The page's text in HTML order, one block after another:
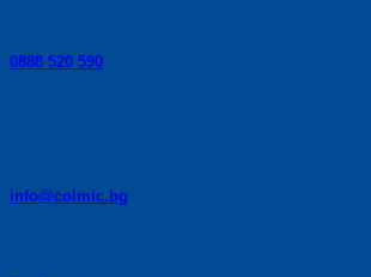
0888 520 590
info@colmic.bg